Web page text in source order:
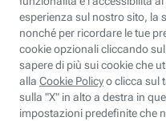
CM
CM14